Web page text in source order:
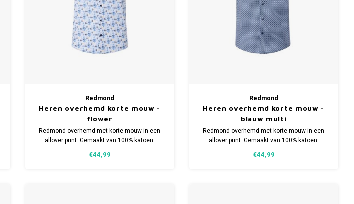
Redmond
Heren overhemd korte mouw -
flower
Redmond overhemd met korte mouw in een
allover print. Gemaakt van 100% katoen.
maten.
€44,99
Redmond
Heren overhemd korte mouw -
blauw multi
Redmond overhemd met korte mouw in een
allover print. Gemaakt van 100% katoen.
maten.
€44,99